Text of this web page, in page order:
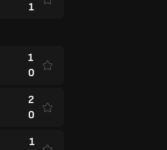
1
1
0
2
0
1